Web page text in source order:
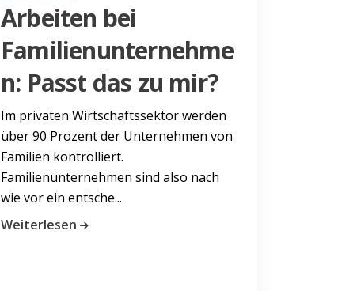
Arbeiten bei
Familienunternehme
n: Passt das zu mir?
Im privaten Wirtschaftssektor werden
über 90 Prozent der Unternehmen von
Familien kontrolliert.
Familienunternehmen sind also nach
wie vor ein entsche...
Weiterlesen